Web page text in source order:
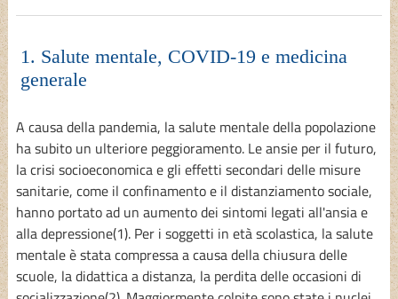
1. Salute mentale, COVID-19 e medicina
generale
A causa della pandemia, la salute mentale della popolazione
ha subito un ulteriore peggioramento. Le ansie per il futuro,
la crisi socioeconomica e gli effetti secondari delle misure
sanitarie, come il confinamento e il distanziamento sociale,
hanno portato ad un aumento dei sintomi legati all'ansia e
alla depressione(1). Per i soggetti in età scolastica, la salute
mentale è stata compressa a causa della chiusura delle
scuole, la didattica a distanza, la perdita delle occasioni di